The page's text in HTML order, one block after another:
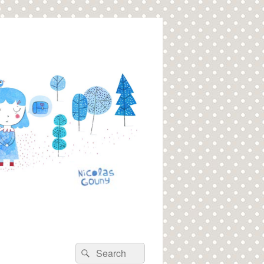
Recherche :
Rechercher